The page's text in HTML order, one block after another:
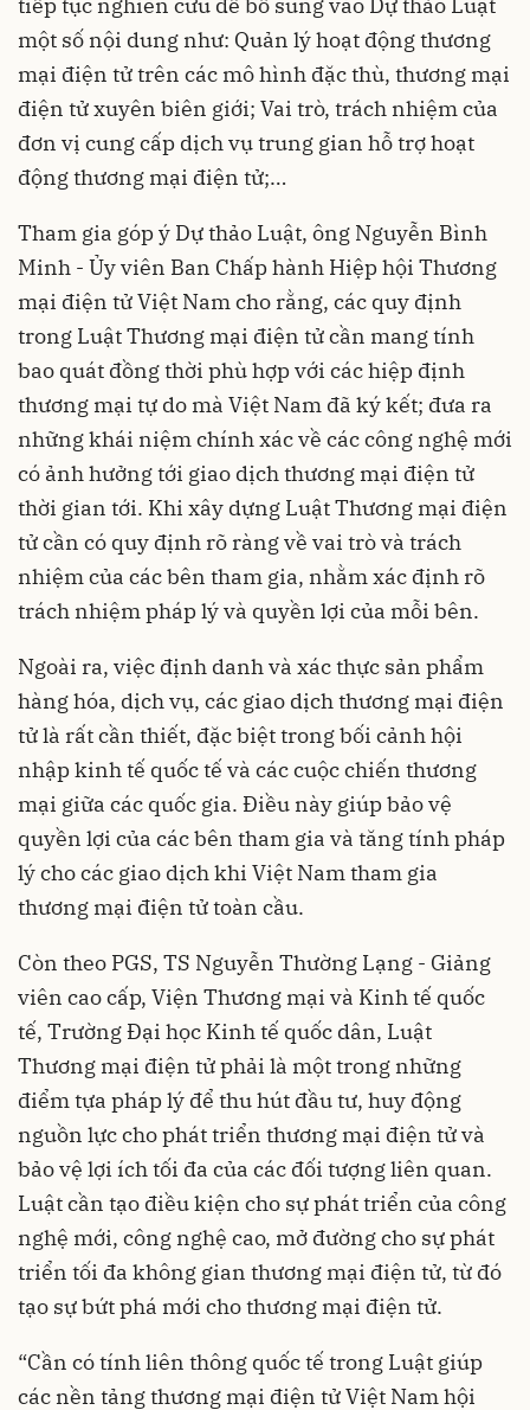
tiếp tục nghiên cứu để bổ sung vào Dự thảo Luật
một số nội dung như: Quản lý hoạt động thương
mại điện tử trên các mô hình đặc thù, thương mại
điện tử xuyên biên giới; Vai trò, trách nhiệm của
đơn vị cung cấp dịch vụ trung gian hỗ trợ hoạt
động thương mại điện tử;…
Tham gia góp ý Dự thảo Luật, ông Nguyễn Bình
Minh - Ủy viên Ban Chấp hành Hiệp hội Thương
mại điện tử Việt Nam cho rằng, các quy định
trong Luật Thương mại điện tử cần mang tính
bao quát đồng thời phù hợp với các hiệp định
thương mại tự do mà Việt Nam đã ký kết; đưa ra
những khái niệm chính xác về các công nghệ mới
có ảnh hưởng tới giao dịch thương mại điện tử
thời gian tới. Khi xây dựng Luật Thương mại điện
tử cần có quy định rõ ràng về vai trò và trách
nhiệm của các bên tham gia, nhằm xác định rõ
trách nhiệm pháp lý và quyền lợi của mỗi bên.
Ngoài ra, việc định danh và xác thực sản phẩm
hàng hóa, dịch vụ, các giao dịch thương mại điện
tử là rất cần thiết, đặc biệt trong bối cảnh hội
nhập kinh tế quốc tế và các cuộc chiến thương
mại giữa các quốc gia. Điều này giúp bảo vệ
quyền lợi của các bên tham gia và tăng tính pháp
lý cho các giao dịch khi Việt Nam tham gia
thương mại điện tử toàn cầu.
Còn theo PGS, TS Nguyễn Thường Lạng - Giảng
viên cao cấp, Viện Thương mại và Kinh tế quốc
tế, Trường Đại học Kinh tế quốc dân, Luật
Thương mại điện tử phải là một trong những
điểm tựa pháp lý để thu hút đầu tư, huy động
nguồn lực cho phát triển thương mại điện tử và
bảo vệ lợi ích tối đa của các đối tượng liên quan.
Luật cần tạo điều kiện cho sự phát triển của công
nghệ mới, công nghệ cao, mở đường cho sự phát
triển tối đa không gian thương mại điện tử, từ đó
tạo sự bứt phá mới cho thương mại điện tử.
“Cần có tính liên thông quốc tế trong Luật giúp
các nền tảng thương mại điện tử Việt Nam hội